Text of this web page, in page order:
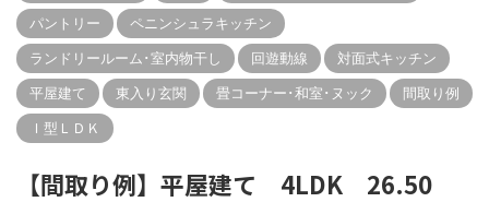
パントリー
ペニンシュラキッチン
ランドリールーム･室内物干し
回遊動線
対面式キッチン
平屋建て
東入り玄関 畳コーナー･和室･ヌック
間取り例
Ｉ型ＬＤＫ
【間取り例】平屋建て 4LDK 26.50